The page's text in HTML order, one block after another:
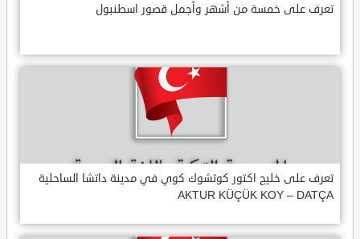
تعرف على خمسة من أشهر وأجمل قصور اسطنبول
تعرف على خليج اكتور كوتشوك كوي في مدينة داتشا الساحلية
AKTUR KÜÇÜK KOY – DATÇA